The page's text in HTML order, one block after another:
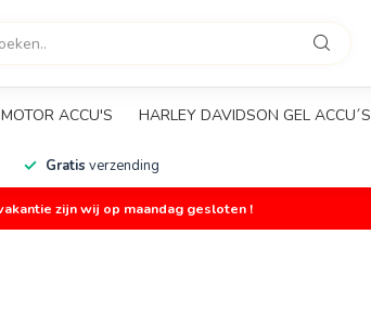
ACCU'S HARLEY DAVIDSON GEL ACCU´S
Gratis verzending
zijn wij op maandag gesloten !